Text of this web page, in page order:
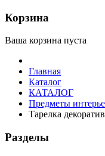
Корзина
Ваша корзина пуста
Главная
Каталог
КАТАЛОГ
Предметы
Тарелка
Разделы